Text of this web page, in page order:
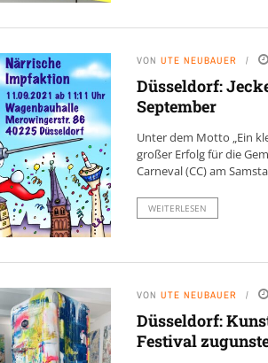
VON UTE NEUBAUER
Düsseldorf:
September
Unter dem Motto „Ein
großer Erfolg für die
Carneval (CC) am
WEITERLESEN
VON UTE NEUBAUER
Düsseldorf:
Festival